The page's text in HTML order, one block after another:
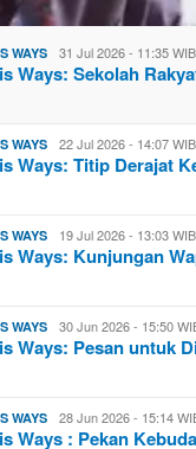
WAYS 31 Jul 2026 - 11:35 WIB
Ways: Sekolah
WAYS 22 Jul 2026 - 14:07 WIB
Ways: Titip Derajat
WAYS 19 Jul 2026 - 13:03 WIB
Ways: Kunjungan
WAYS 30 Jun 2026 - 15:50
Ways: Pesan untuk
WAYS 28 Jun 2026 - 15:14
Ways : Pekan